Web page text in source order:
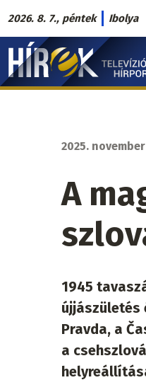
Ugrás
a
tartalomra
2026. 8. 7., péntek Ibolya
Hírek.sk
fő
2025. november
A
1945
újjászületés
Pravda, a
a